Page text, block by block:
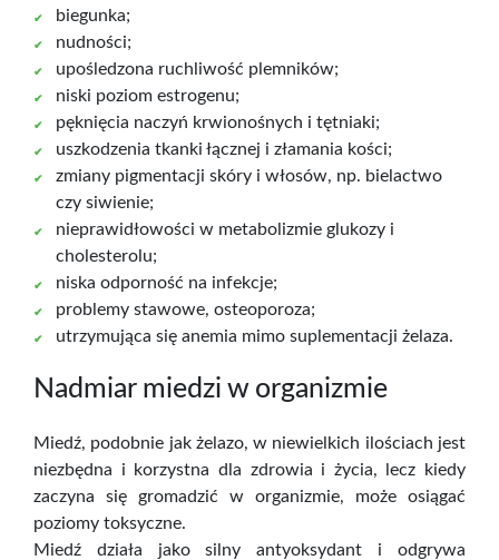
biegunka;
nudności;
upośledzona ruchliwość plemników;
niski poziom estrogenu;
pęknięcia naczyń krwionośnych i tętniaki;
uszkodzenia tkanki łącznej i złamania kości;
zmiany pigmentacji skóry i włosów, np. bielactwo
czy siwienie;
nieprawidłowości w metabolizmie glukozy i
cholesterolu;
niska odporność na infekcje;
problemy stawowe, osteoporoza;
utrzymująca się anemia mimo suplementacji żelaza.
Nadmiar miedzi w organizmie
Miedź, podobnie jak żelazo, w niewielkich ilościach jest
niezbędna i korzystna dla zdrowia i życia, lecz kiedy
zaczyna się gromadzić w organizmie, może osiągać
poziomy toksyczne.
Miedź działa jako silny antyoksydant i odgrywa